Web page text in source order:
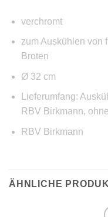
verchromt
zum Auskühlen von
Broten
Ø 32 cm
Lieferumfang:
RBV Birkmann,
RBV Birkmann
ÄHNLICHE